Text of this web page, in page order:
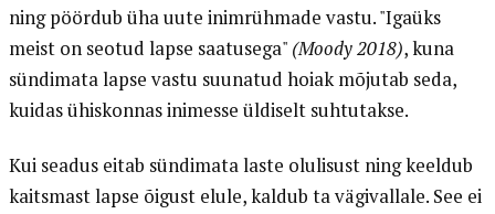
ning pöördub üha uute inimrühmade vastu. "Igaüks
meist on seotud lapse saatusega" (Moody 2018), kuna
sündimata lapse vastu suunatud hoiak mõjutab seda,
kuidas ühiskonnas inimesse üldiselt suhtutakse.
Kui seadus eitab sündimata laste olulisust ning keeldub
kaitsmast lapse õigust elule, kaldub ta vägivallale. See ei